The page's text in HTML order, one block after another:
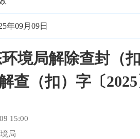
年09月09日
境局解除查封（
查（扣）字〔
15:00
局